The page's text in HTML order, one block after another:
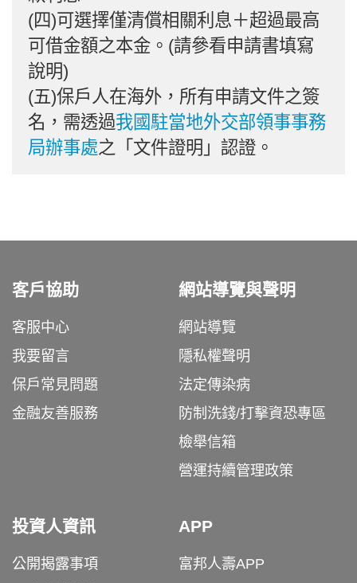
(四)可選擇僅清償相關利息＋超過最高
可借金額之本金。(請參看申請書填寫
說明)
(五)保戶人在海外，所有申請文件之簽
名，需透過我國駐當地外交部領事事務
局辦事處之「文件證明」認證。
客戶協助
客服中心
我要留言
保戶常見問題
金融友善服務
網站導覽與聲明
網站導覽
隱私權聲明
法定傳染病
防制洗錢/打擊資恐專區
檢舉信箱
營運持續管理政策
投資人資訊
公開揭露事項
APP
富邦人壽APP